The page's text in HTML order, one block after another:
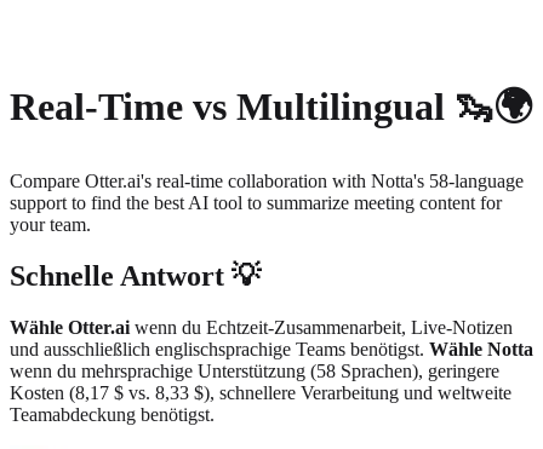
Real-Time vs Multilingual 🦦🌍
Compare Otter.ai's real-time collaboration with Notta's 58-language
support to find the best AI tool to summarize meeting content for
your team.
Schnelle Antwort 💡
Wähle Otter.ai wenn du Echtzeit-Zusammenarbeit, Live-Notizen
und ausschließlich englischsprachige Teams benötigst. Wähle Notta
wenn du mehrsprachige Unterstützung (58 Sprachen), geringere
Kosten (8,17 $ vs. 8,33 $), schnellere Verarbeitung und weltweite
Teamabdeckung benötigst.